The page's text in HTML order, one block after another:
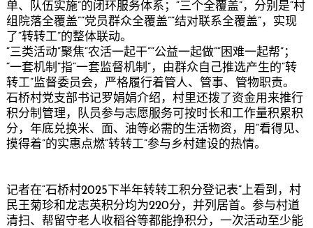
单、队伍实施”的闭环服务体系；“三个全覆盖”，分别是“村
组院落全覆盖”“党员群众全覆盖”“结对联系全覆盖”，实现
了“转转工”的整体联动。
“三类活动”聚焦“农活一起干”“公益一起做”“困难一起帮”；
“一套机制”指“一套监督机制”，由群众自己推选产生的“转
转工”监督委员会，严格履行着管人、管事、管物职责。
石桥村党支部书记罗娟娟介绍，村里还拨了资金用来推行
积分制管理，队员参与志愿服务可按时长和工作量积累积
分，年底兑换米、面、油等必需的生活物资，用“看得见、
摸得着”的实惠点燃“转转工”参与乡村建设的热情。
记者在“石桥村2025下半年转转工积分登记表”上看到，村
民王菊珍和龙志英积分均为220分，并列居首。参与村道
清扫、帮留守老人收稻谷等都能挣积分，一次活动至少能